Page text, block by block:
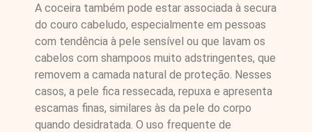
A coceira também pode estar associada à secura
do couro cabeludo, especialmente em pessoas
com tendência à pele sensível ou que lavam os
cabelos com shampoos muito adstringentes, que
removem a camada natural de proteção. Nesses
casos, a pele fica ressecada, repuxa e apresenta
escamas finas, similares às da pele do corpo
quando desidratada. O uso frequente de